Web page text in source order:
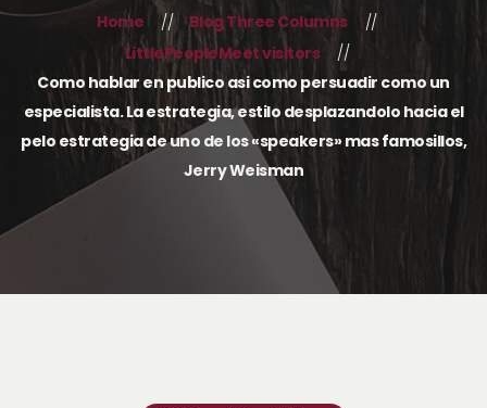
Home
Blog Three Columns
LittlePeopleMeet visitors
Como hablar en publico asi­ como persuadir como un
especialista. La estrategia, estilo desplazandolo hacia el
pelo estrategia de uno de los «speakers» mas famosillos,
Jerry Weisman